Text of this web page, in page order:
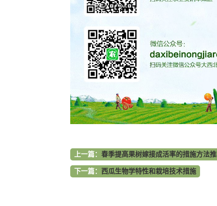
上一篇： 春季提高果树嫁接成活率的措施方法
下一篇： 西瓜生物学特性和栽培技术措施